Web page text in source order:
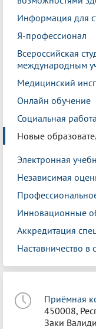
Информация для
Я-профессионал
Всероссийская
международным
Медицинский
Онлайн обучение
Социальная
Новые
Электронная
Независимая
Инновационные
Аккредитация
Наставничество
Приёмная
450008,
Заки